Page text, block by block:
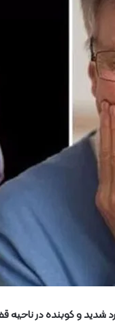
درد شدید و کوبنده در